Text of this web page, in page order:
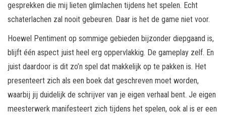
gesprekken die mij lieten glimlachen tijdens het spelen. Echt
schaterlachen zal nooit gebeuren. Daar is het de game niet voor.
Hoewel Pentiment op sommige gebieden bijzonder diepgaand is,
blijft één aspect juist heel erg oppervlakkig. De gameplay zelf. En
juist daardoor is dit zo’n spel dat makkelijk op te pakken is. Het
presenteert zich als een boek dat geschreven moet worden,
waarbij jij duidelijk de schrijver van je eigen verhaal bent. Je eigen
meesterwerk manifesteert zich tijdens het spelen, ook al is er een